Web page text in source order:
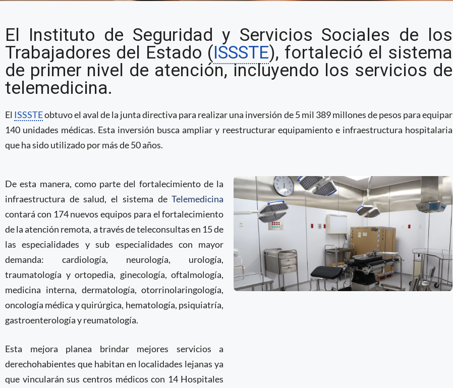
Reestructuración financiera y equipamiento
prioritario del ISSSTE considera equipamiento
de telemedicina para consultas remotas
El Instituto de Seguridad y Servicios Sociales de los
Trabajadores del Estado (ISSSTE), fortaleció el sistema
de primer nivel de atención, incluyendo los servicios de
telemedicina.
El ISSSTEobtuvo el aval de la junta directiva para realizar una inversión de 5 mil 389 millones de pesos para equipar
140 unidades médicas. Esta inversión busca ampliar y reestructurar equipamiento e infraestructura hospitalaria
que ha sido utilizado por más de 50 años.
De esta manera, como parte del fortalecimiento de la
infraestructura de salud, el sistema deTelemedicina
contará con 174 nuevos equipos para el fortalecimiento
de la atención remota, a través de teleconsultas en 15 de
las especialidades y sub especialidades con mayor
demanda: cardiología, neurología, urología,
traumatología y ortopedia, ginecología, oftalmología,
medicina interna, dermatología, otorrinolaringología,
oncología médica y quirúrgica, hematología, psiquiatría,
gastroenterología y reumatología.
Esta mejora planea brindar mejores servicios a
derechohabientes que habitan en localidades lejanas ya
que vincularán sus centros médicos con 14 Hospitales